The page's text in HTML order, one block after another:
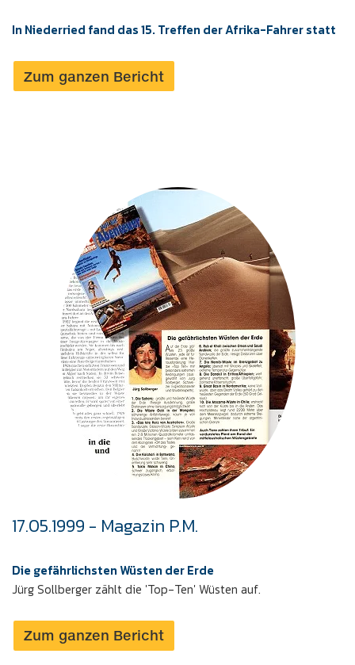
In Niederried fand das 15. Treffen der Afrika-Fahrer statt
Zum ganzen Bericht
17.05.1999 - Magazin P.M.
Die gefährlichsten Wüsten der Erde
Jürg Sollberger zählt die 'Top-Ten' Wüsten auf.
Zum ganzen Bericht